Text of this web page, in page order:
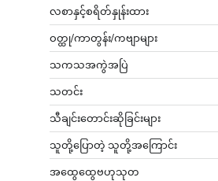
လစာနှင့်စရိတ်နှုန်းထား
ဝတ္ထု/ကာတွန်း/ကဗျာများ
သကသအကွဲအပြဲ
သတင်း
သီချင်းတောင်းဆိုခြင်းများ
သူတို့ပြောတဲ့ သူတို့အကြောင်း
အထွေထွေဗဟုသုတ